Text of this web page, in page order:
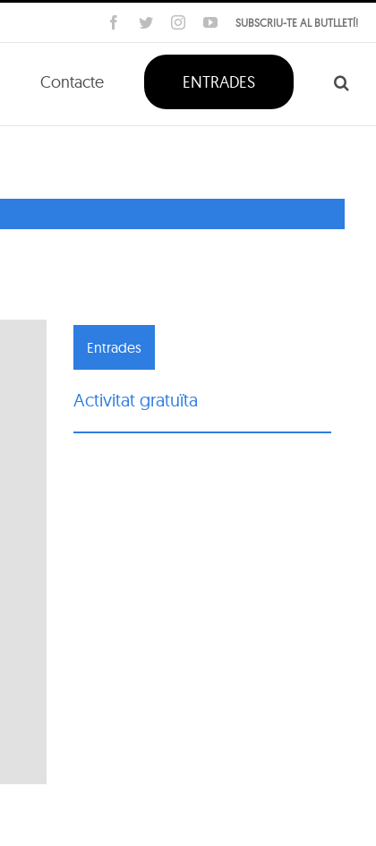
SUBSCRIU-TE AL BUTLLETÍ!
Facebook
TwitterInstagramYouTube
Contacte ENTRADES
Entrades
Activitat gratuïta